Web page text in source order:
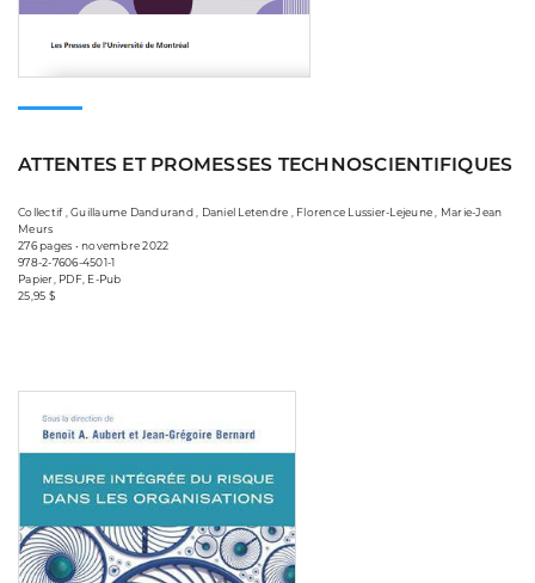
ATTENTES ET PROMESSES TECHNOSCIENTIFIQUES
Collectif , Guillaume Dandurand , Daniel Letendre , Florence Lussier-Lejeune , Marie-Jean
Meurs
276 pages • novembre 2022
978-2-7606-4501-1
Papier, PDF, E-Pub
25,95 $